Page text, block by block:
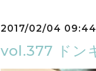
2017/02/04 09:44
vol.377 ドン